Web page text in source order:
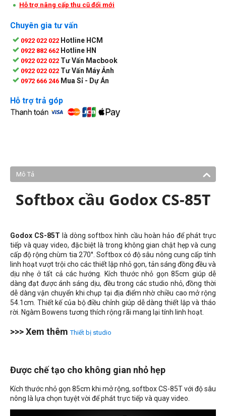
Hỗ trợ nâng cấp thu cũ đổi mới
Chuyên gia tư vấn
0922 022 022 Hotline HCM
0922 882 662 Hotline HN
0922 022 022 Tư Vấn Macbook
0922 022 022 Tư Vấn Máy Ảnh
0972 666 246 Mua Sỉ - Dự Án
Hỗ trợ trả góp
Mô Tả
Softbox cầu Godox CS-85T
Godox CS-85T là dòng softbox hình cầu hoàn hảo để phát trực
tiếp và quay video, đặc biệt là trong không gian chật hẹp và cung
cấp độ rộng chùm tia 270°. Softbox có độ sâu nông cung cấp tính
linh hoạt vượt trội cho các thiết lập nhỏ gọn, tản sáng đồng đều và
dịu nhẹ ở tất cả các hướng. Kích thước nhỏ gọn 85cm giúp dễ
dàng đạt được ánh sáng dịu, đều trong các studio nhỏ, đồng thời
dễ dàng vận chuyển khi chụp tại địa điểm nhờ chiều cao mở rộng
54.1cm . Thiết kế của bộ điều chỉnh giúp dễ dàng thiết lập và tháo
rời. Ngàm Bowens tương thích rộng rãi mang lại tính linh hoạt.
>>> Xem thêmThiết bị studio
Được chế tạo cho không gian nhỏ hẹp
Kích thước nhỏ gọn 85cm khi mở rộng, softbox CS-85T với độ sâu
nông là lựa chọn tuyệt vời để phát trực tiếp và quay video.